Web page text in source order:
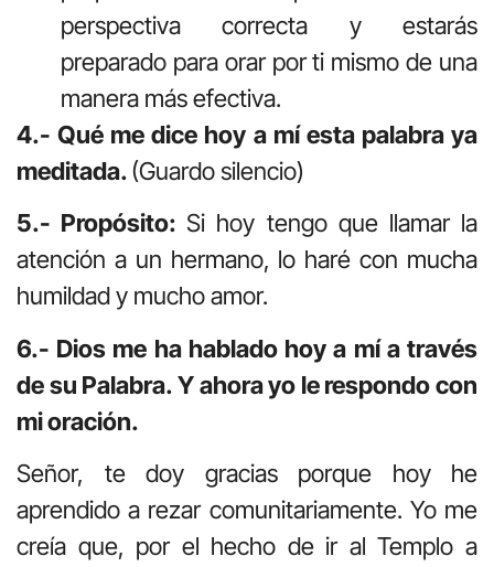
perspectiva correcta y estarás
preparado para orar por ti mismo de una
manera más efectiva.
4.- Qué me dice hoy a mí esta palabra ya
meditada.(Guardo silencio)
5.- Propósito:Si hoy tengo que llamar la
atención a un hermano, lo haré con mucha
humildad y mucho amor.
6.- Dios me ha hablado hoy a mí a través
de su Palabra. Y ahora yo le respondo con
mi oración.
Señor, te doy gracias porque hoy he
aprendido a rezar comunitariamente. Yo me
creía que, por el hecho de ir al Templo a